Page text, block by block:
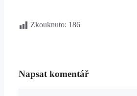
Zkouknuto: 186
Napsat komentář